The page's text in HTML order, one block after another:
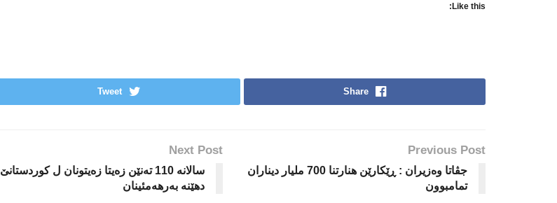
Like this:
Share
Tweet
Previous Post
جڤاتا وه‌زیران : ڕێكارێن هنارتنا 700 ملیار دیناران
تمامبوون
Next Post
سالانه‌ 110 ته‌نێن زه‌یتا زه‌یتونان ل كوردستانێ
دهێنه‌ به‌رهه‌مئینان